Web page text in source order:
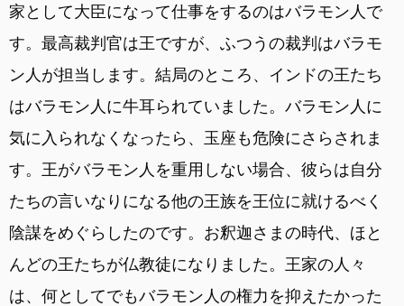
家として大臣になって仕事をするのはバラモン人で
す。最高裁判官は王ですが、ふつうの裁判はバラモ
ン人が担当します。結局のところ、インドの王たち
はバラモン人に牛耳られていました。バラモン人に
気に入られなくなったら、玉座も危険にさらされま
す。王がバラモン人を重用しない場合、彼らは自分
たちの言いなりになる他の王族を王位に就けるべく
陰謀をめぐらしたのです。お釈迦さまの時代、ほと
んどの王たちが仏教徒になりました。王家の人々
は、何としてでもバラモン人の権力を抑えたかった